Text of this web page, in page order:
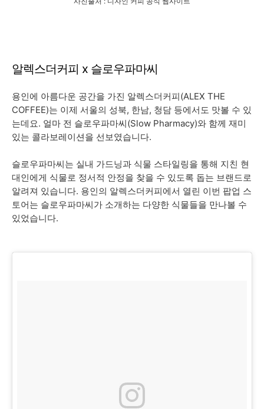
알렉스더커피 x 슬로우파마씨
용인에 아름다운 공간을 가진 알렉스더커피(ALEX THE
COFFEE)는 이제 서울의 성북, 한남, 청담 등에서도 맛볼 수 있
는데요. 얼마 전 슬로우파마씨(Slow Pharmacy)와 함께 재미
있는 콜라보레이션을 선보였습니다.
슬로우파마씨는 실내 가드닝과 식물 스타일링을 통해 지친 현
대인에게 식물로 정서적 안정을 찾을 수 있도록 돕는 브랜드로
알려져 있습니다. 용인의 알렉스더커피에서 열린 이번 팝업 스
토어는 슬로우파마씨가 소개하는 다양한 식물들을 만나볼 수
있었습니다.